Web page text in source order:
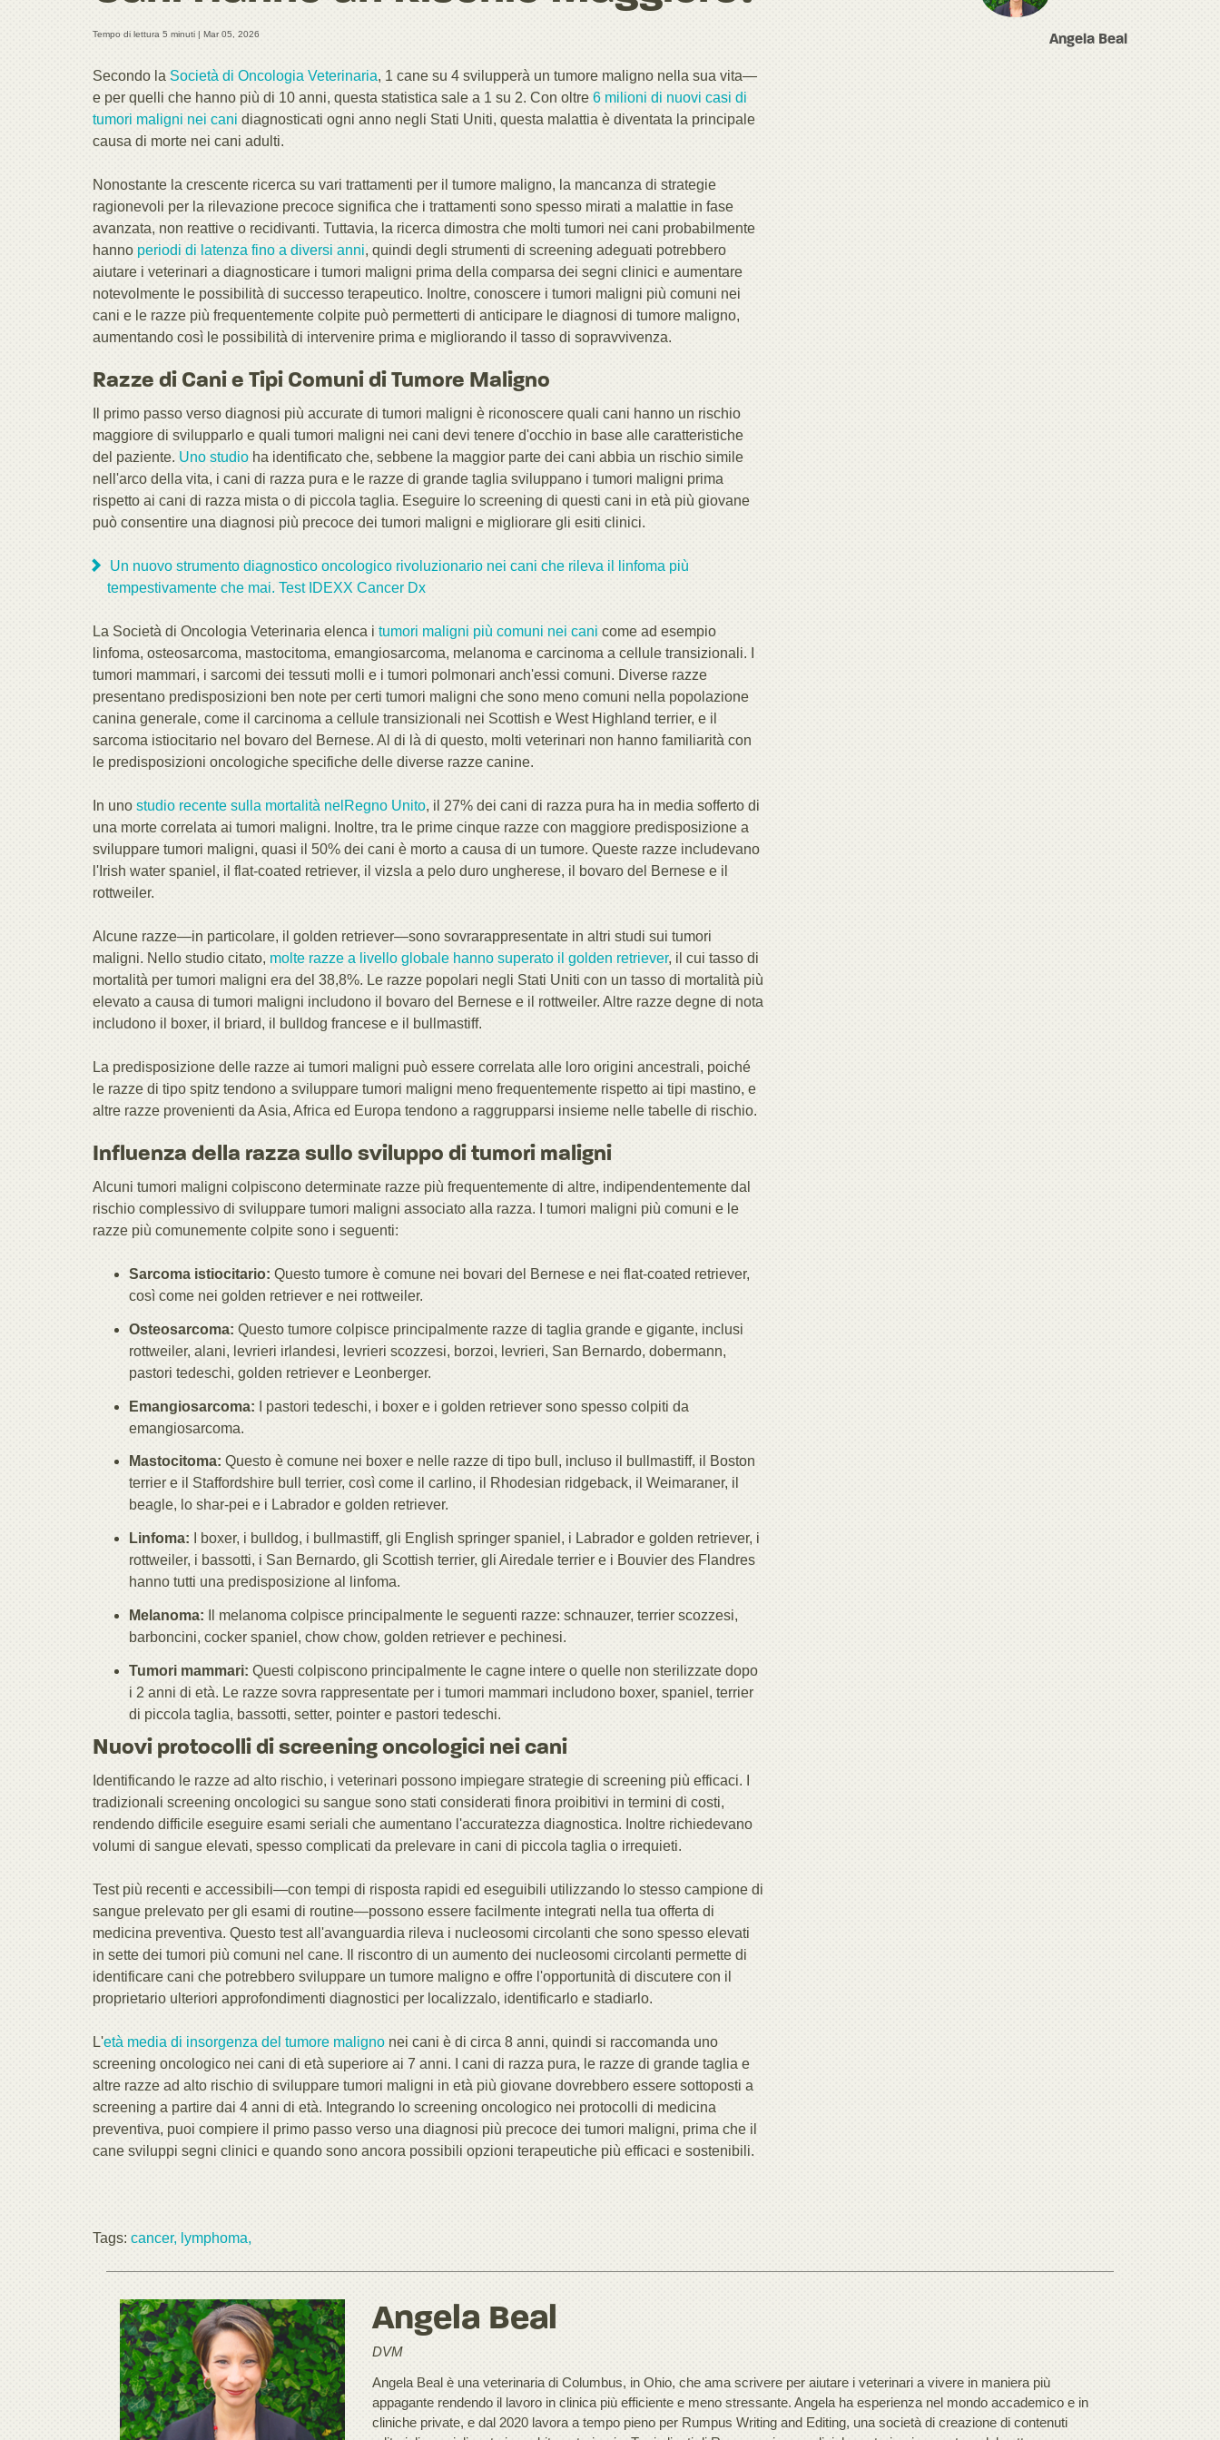
Angela Beal
Tempo di lettura 5 minuti | Mar 05, 2026
Secondo la Società di Oncologia Veterinaria, 1 cane su 4 svilupperà un tumore maligno nella sua vita—
e per quelli che hanno più di 10 anni, questa statistica sale a 1 su 2. Con oltre 6 milioni di nuovi casi di
tumori maligni nei cani diagnosticati ogni anno negli Stati Uniti, questa malattia è diventata la principale
causa di morte nei cani adulti.
Nonostante la crescente ricerca su vari trattamenti per il tumore maligno, la mancanza di strategie
ragionevoli per la rilevazione precoce significa che i trattamenti sono spesso mirati a malattie in fase
avanzata, non reattive o recidivanti. Tuttavia, la ricerca dimostra che molti tumori nei cani probabilmente
hanno periodi di latenza fino a diversi anni, quindi degli strumenti di screening adeguati potrebbero
aiutare i veterinari a diagnosticare i tumori maligni prima della comparsa dei segni clinici e aumentare
notevolmente le possibilità di successo terapeutico. Inoltre, conoscere i tumori maligni più comuni nei
cani e le razze più frequentemente colpite può permetterti di anticipare le diagnosi di tumore maligno,
aumentando così le possibilità di intervenire prima e migliorando il tasso di sopravvivenza.
Razze di Cani e Tipi Comuni di Tumore Maligno
Il primo passo verso diagnosi più accurate di tumori maligni è riconoscere quali cani hanno un rischio
maggiore di svilupparlo e quali tumori maligni nei cani devi tenere d'occhio in base alle caratteristiche
del paziente. Uno studio ha identificato che, sebbene la maggior parte dei cani abbia un rischio simile
nell'arco della vita, i cani di razza pura e le razze di grande taglia sviluppano i tumori maligni prima
rispetto ai cani di razza mista o di piccola taglia. Eseguire lo screening di questi cani in età più giovane
può consentire una diagnosi più precoce dei tumori maligni e migliorare gli esiti clinici.
Un nuovo strumento diagnostico oncologico rivoluzionario nei cani che rileva il linfoma più
tempestivamente che mai. Test IDEXX Cancer Dx
La Società di Oncologia Veterinaria elenca i tumori maligni più comuni nei cani come ad esempio
linfoma, osteosarcoma, mastocitoma, emangiosarcoma, melanoma e carcinoma a cellule transizionali. I
tumori mammari, i sarcomi dei tessuti molli e i tumori polmonari anch'essi comuni. Diverse razze
presentano predisposizioni ben note per certi tumori maligni che sono meno comuni nella popolazione
canina generale, come il carcinoma a cellule transizionali nei Scottish e West Highland terrier, e il
sarcoma istiocitario nel bovaro del Bernese. Al di là di questo, molti veterinari non hanno familiarità con
le predisposizioni oncologiche specifiche delle diverse razze canine.
In uno studio recente sulla mortalità nel Regno Unito, il 27% dei cani di razza pura ha in media sofferto di
una morte correlata ai tumori maligni. Inoltre, tra le prime cinque razze con maggiore predisposizione a
sviluppare tumori maligni, quasi il 50% dei cani è morto a causa di un tumore. Queste razze includevano
l'Irish water spaniel, il flat-coated retriever, il vizsla a pelo duro ungherese, il bovaro del Bernese e il
rottweiler.
Alcune razze—in particolare, il golden retriever—sono sovrarappresentate in altri studi sui tumori
maligni. Nello studio citato, molte razze a livello globale hanno superato il golden retriever, il cui tasso di
mortalità per tumori maligni era del 38,8%. Le razze popolari negli Stati Uniti con un tasso di mortalità più
elevato a causa di tumori maligni includono il bovaro del Bernese e il rottweiler. Altre razze degne di nota
includono il boxer, il briard, il bulldog francese e il bullmastiff.
La predisposizione delle razze ai tumori maligni può essere correlata alle loro origini ancestrali, poiché
le razze di tipo spitz tendono a sviluppare tumori maligni meno frequentemente rispetto ai tipi mastino, e
altre razze provenienti da Asia, Africa ed Europa tendono a raggrupparsi insieme nelle tabelle di rischio.
Influenza della razza sullo sviluppo di tumori maligni
Alcuni tumori maligni colpiscono determinate razze più frequentemente di altre, indipendentemente dal
rischio complessivo di sviluppare tumori maligni associato alla razza. I tumori maligni più comuni e le
razze più comunemente colpite sono i seguenti:
Sarcoma istiocitario: Questo tumore è comune nei bovari del Bernese e nei flat-coated retriever,
così come nei golden retriever e nei rottweiler.
Osteosarcoma: Questo tumore colpisce principalmente razze di taglia grande e gigante, inclusi
rottweiler, alani, levrieri irlandesi, levrieri scozzesi, borzoi, levrieri, San Bernardo, dobermann,
pastori tedeschi, golden retriever e Leonberger.
Emangiosarcoma: I pastori tedeschi, i boxer e i golden retriever sono spesso colpiti da
emangiosarcoma.
Mastocitoma: Questo è comune nei boxer e nelle razze di tipo bull, incluso il bullmastiff, il Boston
terrier e il Staffordshire bull terrier, così come il carlino, il Rhodesian ridgeback, il Weimaraner, il
beagle, lo shar-pei e i Labrador e golden retriever.
Linfoma: I boxer, i bulldog, i bullmastiff, gli English springer spaniel, i Labrador e golden retriever, i
rottweiler, i bassotti, i San Bernardo, gli Scottish terrier, gli Airedale terrier e i Bouvier des Flandres
hanno tutti una predisposizione al linfoma.
Melanoma: Il melanoma colpisce principalmente le seguenti razze: schnauzer, terrier scozzesi,
barboncini, cocker spaniel, chow chow, golden retriever e pechinesi.
Tumori mammari: Questi colpiscono principalmente le cagne intere o quelle non sterilizzate dopo
i 2 anni di età. Le razze sovra rappresentate per i tumori mammari includono boxer, spaniel, terrier
di piccola taglia, bassotti, setter, pointer e pastori tedeschi.
Nuovi protocolli di screening oncologici nei cani
Identificando le razze ad alto rischio, i veterinari possono impiegare strategie di screening più efficaci. I
tradizionali screening oncologici su sangue sono stati considerati finora proibitivi in termini di costi,
rendendo difficile eseguire esami seriali che aumentano l'accuratezza diagnostica. Inoltre richiedevano
volumi di sangue elevati, spesso complicati da prelevare in cani di piccola taglia o irrequieti.
Test più recenti e accessibili—con tempi di risposta rapidi ed eseguibili utilizzando lo stesso campione di
sangue prelevato per gli esami di routine—possono essere facilmente integrati nella tua offerta di
medicina preventiva. Questo test all'avanguardia rileva i nucleosomi circolanti che sono spesso elevati
in sette dei tumori più comuni nel cane. Il riscontro di un aumento dei nucleosomi circolanti permette di
identificare cani che potrebbero sviluppare un tumore maligno e offre l'opportunità di discutere con il
proprietario ulteriori approfondimenti diagnostici per localizzalo, identificarlo e stadiarlo.
L'età media di insorgenza del tumore maligno nei cani è di circa 8 anni, quindi si raccomanda uno
screening oncologico nei cani di età superiore ai 7 anni. I cani di razza pura, le razze di grande taglia e
altre razze ad alto rischio di sviluppare tumori maligni in età più giovane dovrebbero essere sottoposti a
screening a partire dai 4 anni di età. Integrando lo screening oncologico nei protocolli di medicina
preventiva, puoi compiere il primo passo verso una diagnosi più precoce dei tumori maligni, prima che il
cane sviluppi segni clinici e quando sono ancora possibili opzioni terapeutiche più efficaci e sostenibili.
Tags: cancer, lymphoma,
Angela Beal
DVM
Angela Beal è una veterinaria di Columbus, in Ohio, che ama scrivere per aiutare i veterinari a vivere in maniera più
appagante rendendo il lavoro in clinica più efficiente e meno stressante. Angela ha esperienza nel mondo accademico e in
cliniche private, e dal 2020 lavora a tempo pieno per Rumpus Writing and Editing, una società di creazione di contenuti